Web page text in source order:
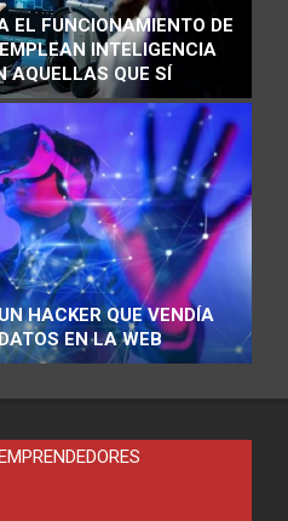
EL FUNCIONAMIENTO DE
INTELIGENCIA
AQUELLAS QUE SÍ
HACKER QUE VENDÍA
EN LA WEB